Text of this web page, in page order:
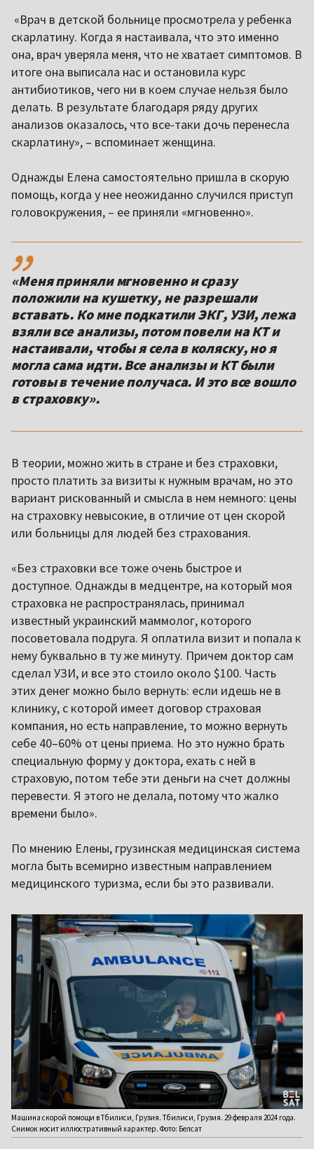
«Врач в детской больнице просмотрела у ребенка
скарлатину. Когда я настаивала, что это именно
она, врач уверяла меня, что не хватает симптомов. В
итоге она выписала нас и остановила курс
антибиотиков, чего ни в коем случае нельзя было
делать. В результате благодаря ряду других
анализов оказалось, что все-таки дочь перенесла
скарлатину», – вспоминает женщина.
Однажды Елена самостоятельно пришла в скорую
помощь, когда у нее неожиданно случился приступ
головокружения, – ее приняли «мгновенно».
,,
«Меня приняли мгновенно и сразу
положили на кушетку, не разрешали
вставать. Ко мне подкатили ЭКГ, УЗИ, лежа
взяли все анализы, потом повели на КТ и
настаивали, чтобы я села в коляску, но я
могла сама идти. Все анализы и КТ были
готовы в течение получаса. И это все вошло
в страховку».
В теории, можно жить в стране и без страховки,
просто платить за визиты к нужным врачам, но это
вариант рискованный и смысла в нем немного: цены
на страховку невысокие, в отличие от цен скорой
или больницы для людей без страхования.
«Без страховки все тоже очень быстрое и
доступное. Однажды в медцентре, на который моя
страховка не распространялась, принимал
известный украинский маммолог, которого
посоветовала подруга. Я оплатила визит и попала к
нему буквально в ту же минуту. Причем доктор сам
сделал УЗИ, и все это стоило около $100. Часть
этих денег можно было вернуть: если идешь не в
клинику, с которой имеет договор страховая
компания, но есть направление, то можно вернуть
себе 40–60% от цены приема. Но это нужно брать
специальную форму у доктора, ехать с ней в
страховую, потом тебе эти деньги на счет должны
перевести. Я этого не делала, потому что жалко
времени было».
По мнению Елены, грузинская медицинская система
могла быть всемирно известным направлением
медицинского туризма, если бы это развивали.
Машина скорой помощи в Тбилиси, Грузия. Тбилиси, Грузия. 29 февраля 2024 года.
Снимок носит иллюстративный характер. Фото: Белсат